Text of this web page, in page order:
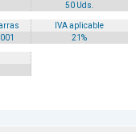
50 Uds.
IVA aplicable
21%